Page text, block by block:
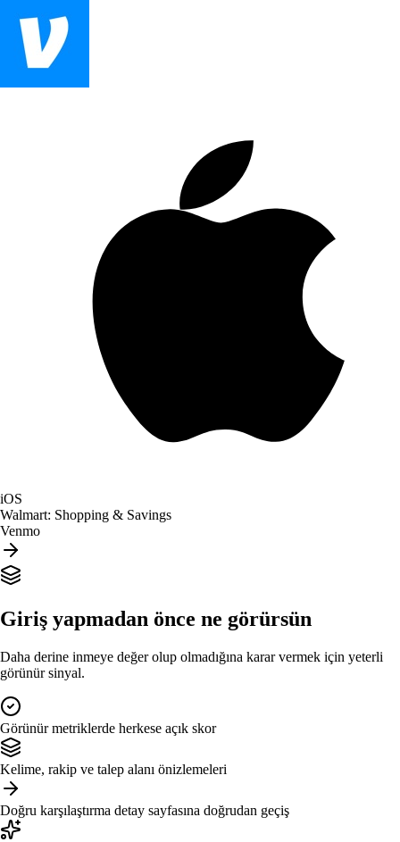
iOS
Walmart: Shopping & Savings
Venmo
Giriş yapmadan önce ne görürsün
Daha derine inmeye değer olup olmadığına karar vermek için yeterli
görünür sinyal.
Görünür metriklerde herkese açık skor
Kelime, rakip ve talep alanı önizlemeleri
Doğru karşılaştırma detay sayfasına doğrudan geçiş